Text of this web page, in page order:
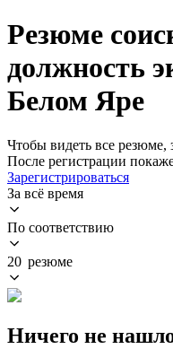
Резюме
должность
Белом Яре
Чтобы видеть все резюме,
После регистрации
Зарегистрироваться
За всё время
По соответствию
20 резюме
Ничего не